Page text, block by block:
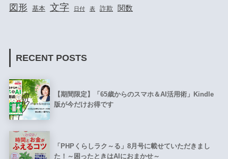
図形 基本 文字 日付 表 詐欺 関数
RECENT POSTS
【期間限定】「65歳からのスマホ＆AI活用術」Kindle
版が今だけお得です
「PHPくらしラク～る」8月号に載せていただきまし
た！～困ったときはAIにおまかせ～